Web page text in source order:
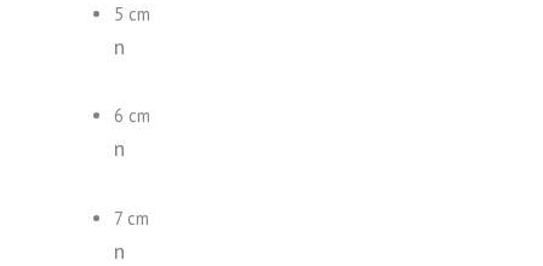
5 cm
n
6 cm
n
7 cm
n